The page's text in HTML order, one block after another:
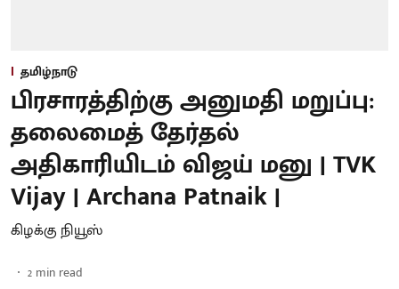
தமிழ்நாடு
பிரசாரத்திற்கு அனுமதி மறுப்பு:
தலைமைத் தேர்தல்
அதிகாரியிடம் விஜய் மனு | TVK
Vijay | Archana Patnaik |
கிழக்கு நியூஸ்
2 min read